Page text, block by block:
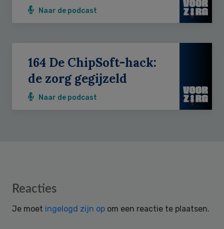
Naar de podcast
164 De ChipSoft-hack:
de zorg gegijzeld
Naar de podcast
Reader
Reacties
Je moet ingelogd zijn op om een reactie te plaatsen.